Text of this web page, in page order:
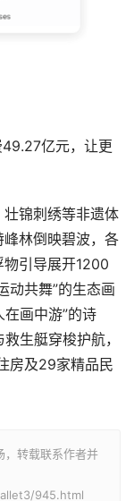
亿元，让更
锦刺绣等非遗体
林倒映碧波，各
引导展开1200
动共舞”的生态画
画中游”的诗
生艇穿梭护航，
房及29家精品民
，转载联系作者并
945.html